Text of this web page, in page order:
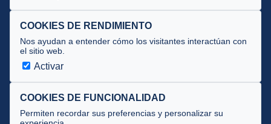
Documentos
Cursos
Circulares oficiales
Convocatorias y Equipaciones
COOKIES DE RENDIMIENTO
Nos ayudan a entender cómo los visitantes interactúan con
el sitio web.
Activar
COOKIES DE FUNCIONALIDAD
Permiten recordar sus preferencias y personalizar su